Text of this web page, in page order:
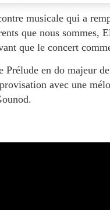
musicale qui a
que nous sommes,
que le concert
en do majeur de
avec une